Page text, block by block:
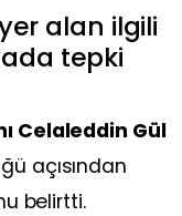
alan ilgili
tepki
Celaleddin Gül
açısından
belirtti.